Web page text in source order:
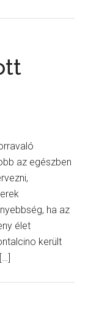
az egészben
ha az
élet
került